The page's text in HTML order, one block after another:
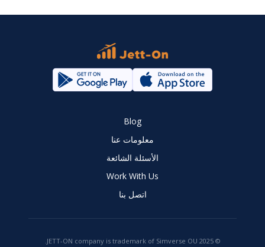
Blog
معلومات عنا
الأسئلة الشائعة
Work With Us
اتصل بنا
© 2025 JETT-ON company is trademark of Simverse OU.